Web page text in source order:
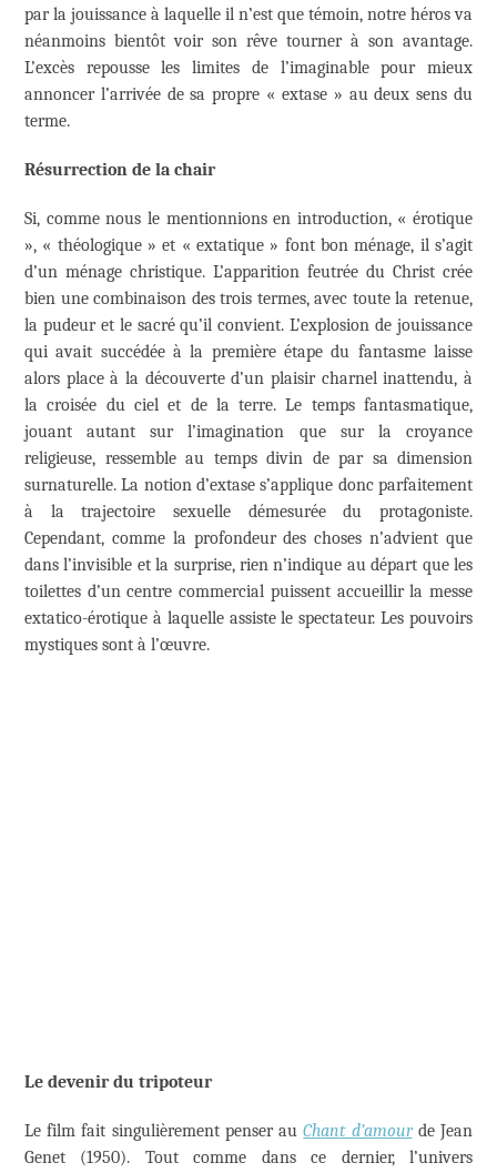
par la jouissance à laquelle il n’est que témoin, notre héros va
néanmoins bientôt voir son rêve tourner à son avantage.
L’excès repousse les limites de l’imaginable pour mieux
annoncer l’arrivée de sa propre « extase » au deux sens du
terme.
Résurrection de la chair
Si, comme nous le mentionnions en introduction, « érotique
», « théologique » et « extatique » font bon ménage, il s’agit
d’un ménage christique. L’apparition feutrée du Christ crée
bien une combinaison des trois termes, avec toute la retenue,
la pudeur et le sacré qu’il convient. L’explosion de jouissance
qui avait succédée à la première étape du fantasme laisse
alors place à la découverte d’un plaisir charnel inattendu, à
la croisée du ciel et de la terre. Le temps fantasmatique,
jouant autant sur l’imagination que sur la croyance
religieuse, ressemble au temps divin de par sa dimension
surnaturelle. La notion d’extase s’applique donc parfaitement
à la trajectoire sexuelle démesurée du protagoniste.
Cependant, comme la profondeur des choses n’advient que
dans l’invisible et la surprise, rien n’indique au départ que les
toilettes d’un centre commercial puissent accueillir la messe
extatico-érotique à laquelle assiste le spectateur. Les pouvoirs
mystiques sont à l’œuvre.
Le devenir du tripoteur
Le film fait singulièrement penser auChant d’amourde Jean
Genet (1950). Tout comme dans ce dernier, l’univers